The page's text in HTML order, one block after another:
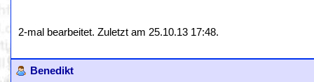
2-mal bearbeitet. Zuletzt am 25.10.13 17:48.
Benedikt